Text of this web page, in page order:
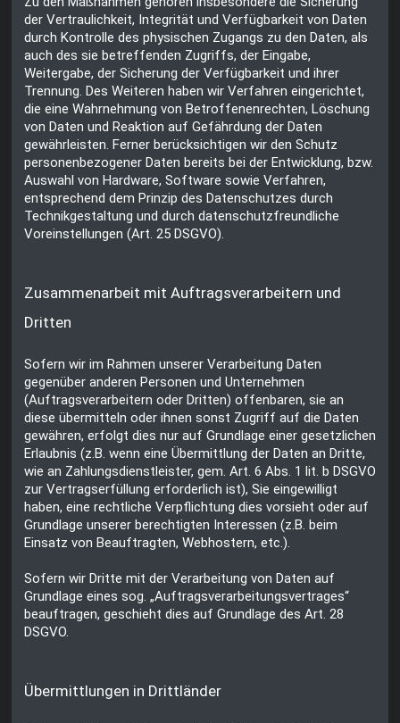
der Vertraulichkeit, Integrität und Verfügbarkeit von Daten
durch Kontrolle des physischen Zugangs zu den Daten, als
auch des sie betreffenden Zugriffs, der Eingabe,
Weitergabe, der Sicherung der Verfügbarkeit und ihrer
Trennung. Des Weiteren haben wir Verfahren eingerichtet,
die eine Wahrnehmung von Betroffenenrechten, Löschung
von Daten und Reaktion auf Gefährdung der Daten
gewährleisten. Ferner berücksichtigen wir den Schutz
personenbezogener Daten bereits bei der Entwicklung, bzw.
Auswahl von Hardware, Software sowie Verfahren,
entsprechend dem Prinzip des Datenschutzes durch
Technikgestaltung und durch datenschutzfreundliche
Voreinstellungen (Art. 25 DSGVO).
Zusammenarbeit mit Auftragsverarbeitern und
Dritten
Sofern wir im Rahmen unserer Verarbeitung Daten
gegenüber anderen Personen und Unternehmen
(Auftragsverarbeitern oder Dritten) offenbaren, sie an
diese übermitteln oder ihnen sonst Zugriff auf die Daten
gewähren, erfolgt dies nur auf Grundlage einer gesetzlichen
Erlaubnis (z.B. wenn eine Übermittlung der Daten an Dritte,
wie an Zahlungsdienstleister, gem. Art. 6 Abs. 1 lit. b DSGVO
zur Vertragserfüllung erforderlich ist), Sie eingewilligt
haben, eine rechtliche Verpflichtung dies vorsieht oder auf
Grundlage unserer berechtigten Interessen (z.B. beim
Einsatz von Beauftragten, Webhostern, etc.).
Sofern wir Dritte mit der Verarbeitung von Daten auf
Grundlage eines sog. „Auftragsverarbeitungsvertrages“
beauftragen, geschieht dies auf Grundlage des Art. 28
DSGVO.
Übermittlungen in Drittländer